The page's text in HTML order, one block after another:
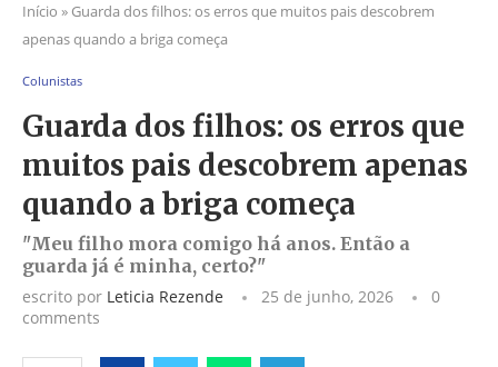
Início » Guarda dos filhos: os erros que muitos pais descobrem
apenas quando a briga começa
Colunistas
Guarda dos filhos: os erros que
muitos pais descobrem apenas
quando a briga começa
"Meu filho mora comigo há anos. Então a
guarda já é minha, certo?"
escrito por Leticia Rezende 25 de junho, 2026
0
comments